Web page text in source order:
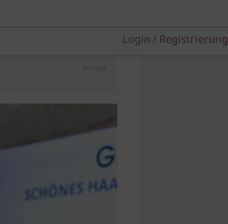
Login / Registrierung
Anzeige